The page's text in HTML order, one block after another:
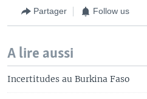
Partager Follow us
A lire aussi
Incertitudes au Burkina Faso